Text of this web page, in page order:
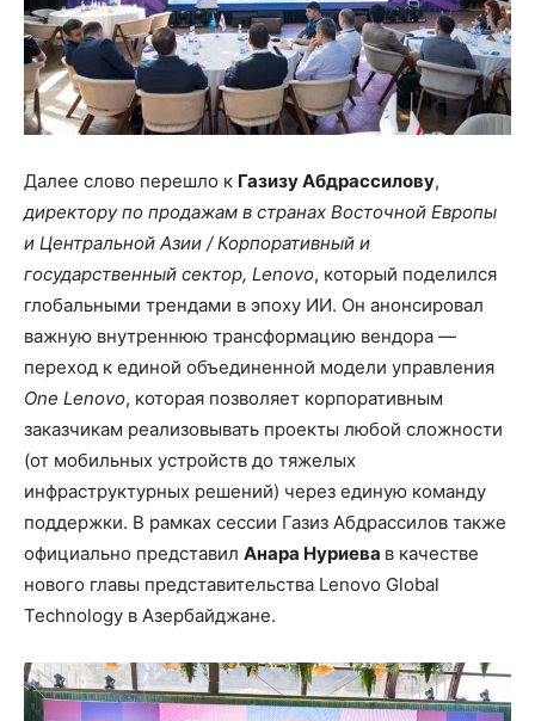
Далее слово перешло к Газизу Абдрассилову,
директору по продажам в странах Восточной Европы
и Центральной Азии / Корпоративный и
государственный сектор, Lenovo, который поделился
глобальными трендами в эпоху ИИ. Он анонсировал
важную внутреннюю трансформацию вендора —
переход к единой объединенной модели управления
One Lenovo, которая позволяет корпоративным
заказчикам реализовывать проекты любой сложности
(от мобильных устройств до тяжелых
инфраструктурных решений) через единую команду
поддержки. В рамках сессии Газиз Абдрассилов также
официально представил Анара Нуриева в качестве
нового главы представительства Lenovo Global
Technology в Азербайджане.